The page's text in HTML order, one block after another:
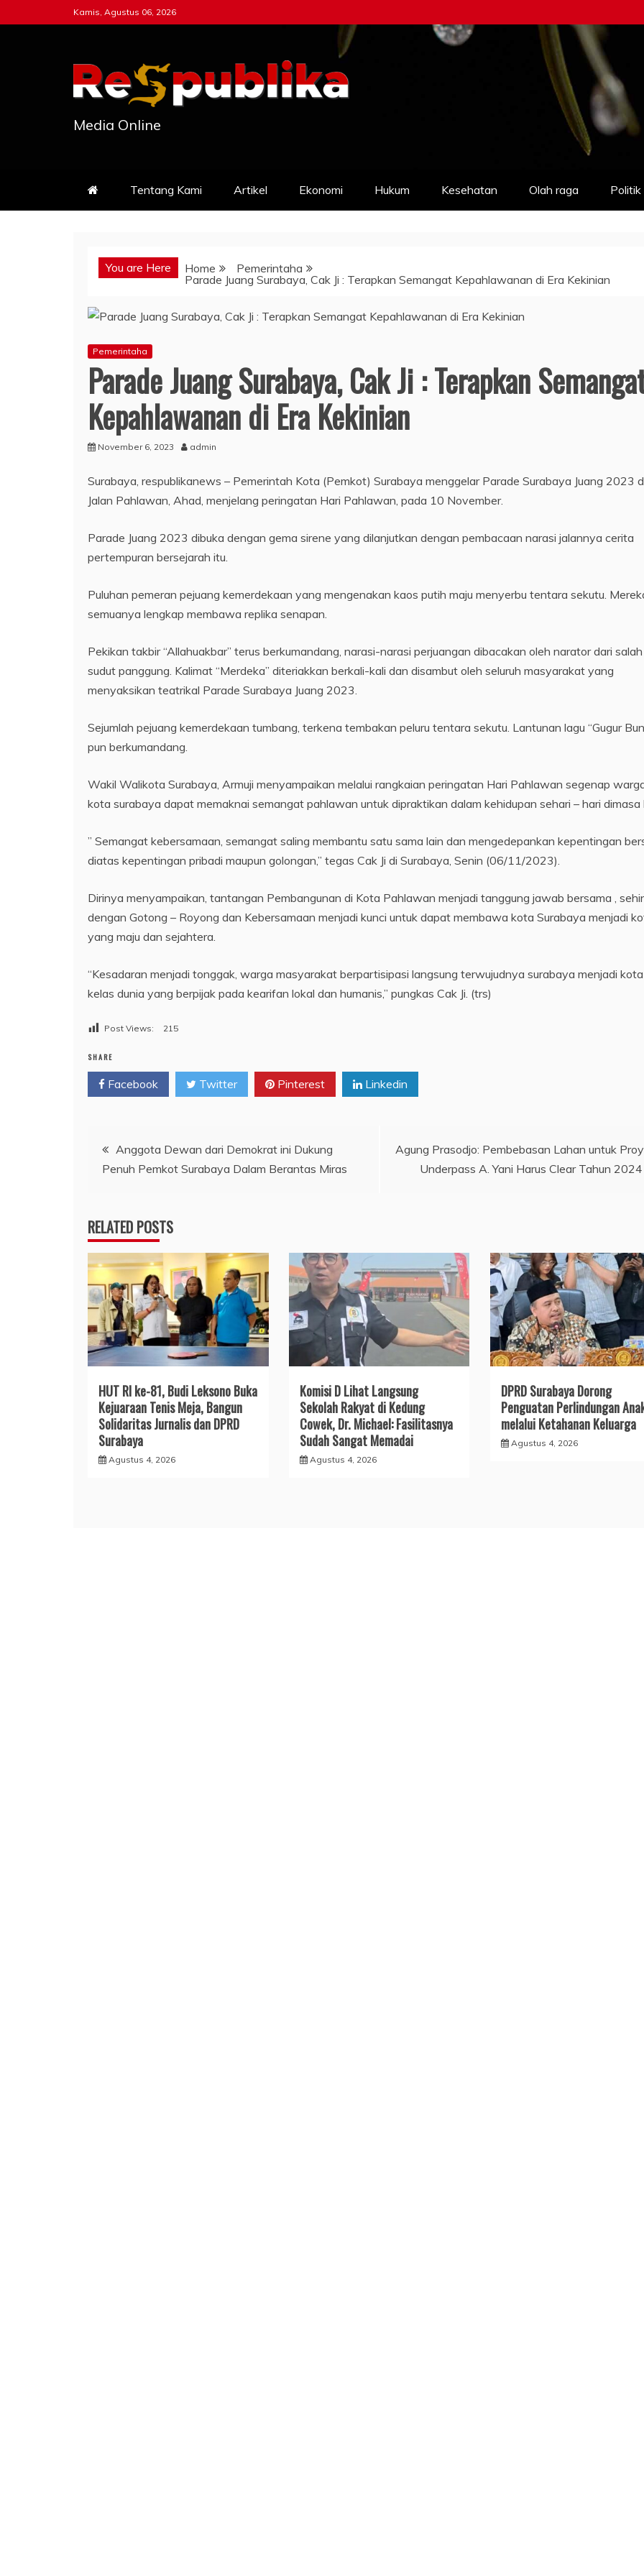
to
Kamis, Agustus 06, 2026
Media Online
Tentang Kami Artikel Ekonomi Hukum Kesehatan Olah raga Politik
You are Here Home
Pemerintaha
Parade Juang Surabaya, Cak Ji : Terapkan Semangat Kepahlawanan di Era Kekinian
Pemerintaha
Parade Juang Surabaya, Cak Ji : Terapkan
Kepahlawanan di Era Kekinian
November 6, 2023 admin
Surabaya, respublikanews – Pemerintah Kota (Pemkot) Surabaya menggelar Parade Surabaya Juang 2023
Jalan Pahlawan, Ahad, menjelang peringatan Hari Pahlawan, pada 10 November.
Parade Juang 2023 dibuka dengan gema sirene yang dilanjutkan dengan pembacaan narasi jalannya cerita
pertempuran bersejarah itu.
Puluhan pemeran pejuang kemerdekaan yang mengenakan kaos putih maju menyerbu tentara sekutu.
semuanya lengkap membawa replika senapan.
Pekikan takbir “Allahuakbar” terus berkumandang, narasi-narasi perjuangan dibacakan oleh narator dari
sudut panggung. Kalimat “Merdeka” diteriakkan berkali-kali dan disambut oleh seluruh masyarakat yang
menyaksikan teatrikal Parade Surabaya Juang 2023.
Sejumlah pejuang kemerdekaan tumbang, terkena tembakan peluru tentara sekutu. Lantunan lagu “Gugur
pun berkumandang.
Wakil Walikota Surabaya, Armuji menyampaikan melalui rangkaian peringatan Hari Pahlawan segenap
kota surabaya dapat memaknai semangat pahlawan untuk dipraktikan dalam kehidupan sehari – hari dimasa
” Semangat kebersamaan, semangat saling membantu satu sama lain dan mengedepankan kepentingan
diatas kepentingan pribadi maupun golongan,” tegas Cak Ji di Surabaya, Senin (06/11/2023).
Dirinya menyampaikan, tantangan Pembangunan di Kota Pahlawan menjadi tanggung jawab bersama ,
dengan Gotong – Royong dan Kebersamaan menjadi kunci untuk dapat membawa kota Surabaya menjadi
yang maju dan sejahtera.
“Kesadaran menjadi tonggak, warga masyarakat berpartisipasi langsung terwujudnya surabaya menjadi kota
kelas dunia yang berpijak pada kearifan lokal dan humanis,” pungkas Cak Ji. (trs)
Post Views: 215
SHARE
Facebook Twitter Pinterest Linkedin
Navigasi
pos
Anggota Dewan dari Demokrat ini Dukung
Penuh Pemkot Surabaya Dalam Berantas Miras
Agung Prasodjo: Pembebasan Lahan untuk
Underpass A. Yani Harus Clear Tahun 2024
RELATED POSTS
HUT RI ke-81, Budi Leksono Buka
Kejuaraan Tenis Meja, Bangun
Solidaritas Jurnalis dan DPRD
Surabaya
Agustus 4, 2026
Komisi D Lihat Langsung
Sekolah Rakyat di Kedung
Cowek, Dr. Michael: Fasilitasnya
Sudah Sangat Memadai
Agustus 4, 2026
DPRD Surabaya Dorong
Penguatan Perlindungan
melalui Ketahanan Keluarga
Agustus 4, 2026